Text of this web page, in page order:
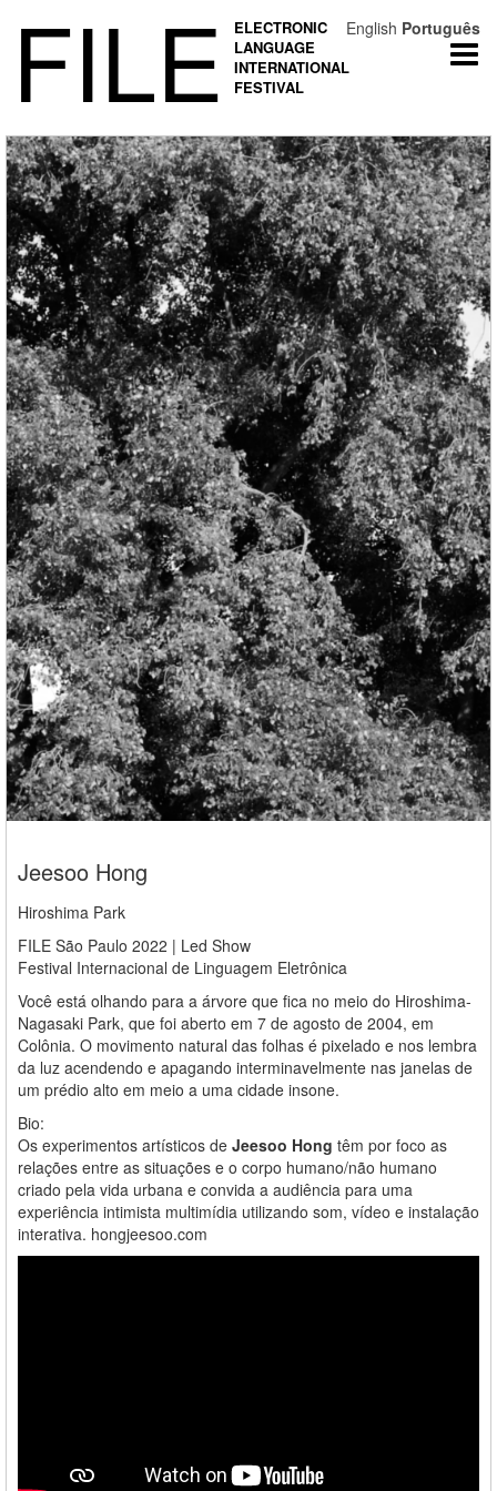
FILE
ELECTRONIC
LANGUAGE
INTERNATIONAL
FESTIVAL
Jeesoo Hong
Hiroshima Park
FILE São Paulo 2022 | Led Show
Festival Internacional de Linguagem Eletrônica
Você está olhando para a árvore que fica no meio do Hiroshima-
Nagasaki Park, que foi aberto em 7 de agosto de 2004, em
Colônia. O movimento natural das folhas é pixelado e nos lembra
da luz acendendo e apagando interminavelmente nas janelas de
um prédio alto em meio a uma cidade insone.
Bio:
Os experimentos artísticos de Jeesoo Hong têm por foco as
relações entre as situações e o corpo humano/não humano
criado pela vida urbana e convida a audiência para uma
experiência intimista multimídia utilizando som, vídeo e instalação
interativa. hongjeesoo.com
English Português